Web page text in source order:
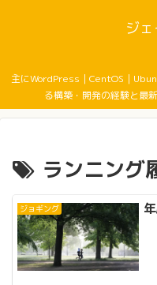
ジ
主にWordPress｜CentOS｜
る構築・開発の経験と最
ランニング
ジョギング